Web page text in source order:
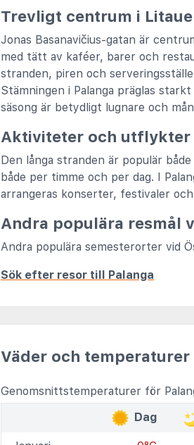
Trevligt centrum i
Jonas Basanavičius-gatan är
med tätt av kaféer, barer och
stranden, piren och
Stämningen i Palanga präglas
säsong är betydligt lugnare och
Aktiviteter och utflykter
Den långa stranden är populär
både per timme och per dag. I
arrangeras konserter, festivaler
Andra populära resmål
Andra populära semesterorter vid
Sök efter resor till Palanga
Väder och temperaturer
Genomsnittstemperaturer för
Dag